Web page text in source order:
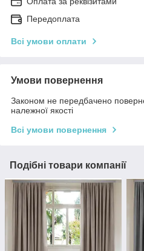
Передоплата
Всі умови оплати
Умови повернення
Законом не передбачено
належної якості
Всі умови повернення
Подібні товари компанії